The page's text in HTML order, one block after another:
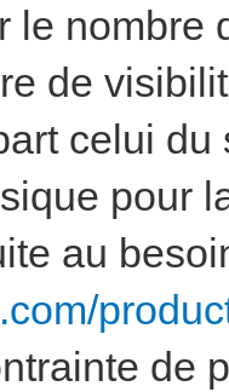
le nombre
de
celui
pour
au
de